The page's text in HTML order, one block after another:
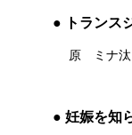
● トランス
原 ミナ汰
● 妊娠を知